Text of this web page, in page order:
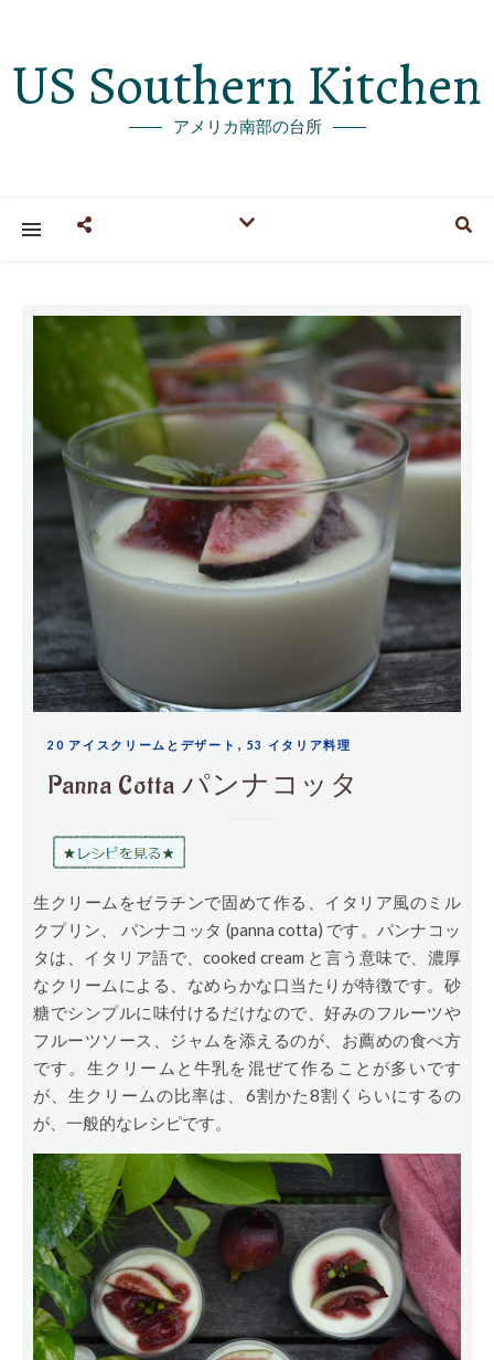
US Southern Kitchen
アメリカ南部の台所
20 アイスクリームとデザート , 53 イタリア料理
Panna Cotta パンナコッタ
生クリームをゼラチンで固めて作る、イタリア風のミル
クプリン、 パンナコッタ (panna cotta) です。パンナコッ
タは、イタリア語で、cooked cream と言う意味で、濃厚
なクリームによる、なめらかな口当たりが特徴です。砂
糖でシンプルに味付けるだけなので、好みのフルーツや
フルーツソース、ジャムを添えるのが、お薦めの食べ方
です。生クリームと牛乳を混ぜて作ることが多いです
が、生クリームの比率は、6割かた8割くらいにするの
が、一般的なレシピです。